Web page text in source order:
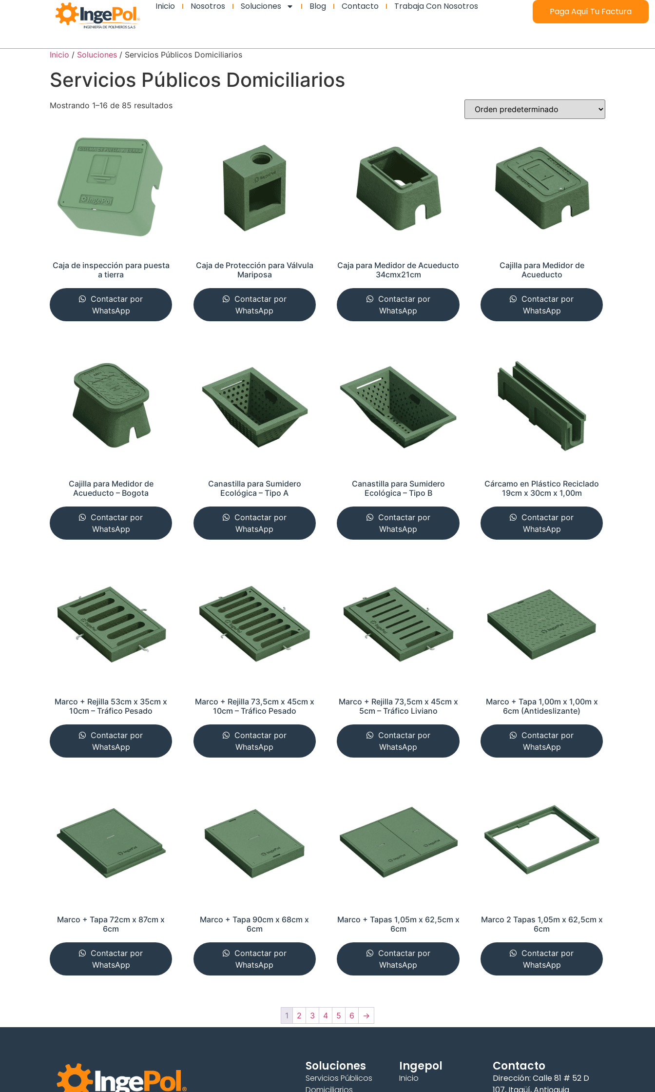
Inicio Nosotros Soluciones Blog Contacto Trabaja Con Nosotros Paga Aquí Tu Factura
Inicio / Soluciones / Servicios Públicos Domiciliarios
Servicios Públicos Domiciliarios
Mostrando 1–16 de 85 resultados
Caja de inspección para puesta
a tierra
Contactar por
WhatsApp
Caja de Protección para Válvula
Mariposa
Contactar por
WhatsApp
Caja para Medidor de Acueducto
34cmx21cm
Contactar por
WhatsApp
Cajilla para Medidor de
Acueducto
Contactar por
WhatsApp
Cajilla para Medidor de
Acueducto – Bogota
Contactar por
WhatsApp
Canastilla para Sumidero
Ecológica – Tipo A
Contactar por
WhatsApp
Canastilla para Sumidero
Ecológica – Tipo B
Contactar por
WhatsApp
Cárcamo en Plástico Reciclado
19cm x 30cm x 1,00m
Contactar por
WhatsApp
Marco + Rejilla 53cm x 35cm x
10cm – Tráfico Pesado
Contactar por
WhatsApp
Marco + Rejilla 73,5cm x 45cm x
10cm – Tráfico Pesado
Contactar por
WhatsApp
Marco + Rejilla 73,5cm x 45cm x
5cm – Tráfico Liviano
Contactar por
WhatsApp
Marco + Tapa 1,00m x 1,00m x
6cm (Antideslizante)
Contactar por
WhatsApp
Marco + Tapa 72cm x 87cm x
6cm
Contactar por
WhatsApp
Marco + Tapa 90cm x 68cm x
6cm
Contactar por
WhatsApp
Marco + Tapas 1,05m x 62,5cm x
6cm
Contactar por
WhatsApp
Marco 2 Tapas 1,05m x 62,5cm x
6cm
Contactar por
WhatsApp
1 2 3 4 5 6 →
Soluciones
Servicios Públicos
Ingepol
Inicio
Contacto
Dirección: Calle 81 # 52 D